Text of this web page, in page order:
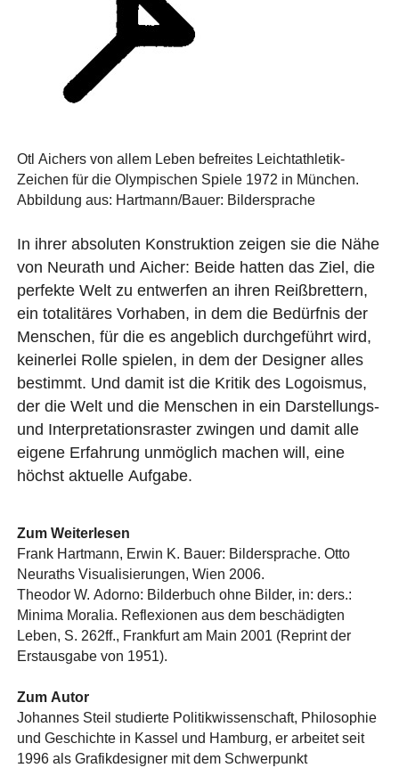
Otl Aichers von allem Leben befreites Leichtathletik-
Zeichen für die Olympischen Spiele 1972 in München.
Abbildung aus: Hartmann/Bauer: Bildersprache
In ihrer absoluten Konstruktion zeigen sie die Nähe
von Neurath und Aicher: Beide hatten das Ziel, die
perfekte Welt zu entwerfen an ihren Reißbrettern,
ein totalitäres Vorhaben, in dem die Bedürfnis der
Menschen, für die es angeblich durchgeführt wird,
keinerlei Rolle spielen, in dem der Designer alles
bestimmt. Und damit ist die Kritik des Logoismus,
der die Welt und die Menschen in ein Darstellungs-
und Interpretationsraster zwingen und damit alle
eigene Erfahrung unmöglich machen will, eine
höchst aktuelle Aufgabe.
Zum Weiterlesen
Frank Hartmann, Erwin K. Bauer: Bildersprache. Otto
Neuraths Visualisierungen, Wien 2006.
Theodor W. Adorno: Bilderbuch ohne Bilder, in: ders.:
Minima Moralia. Reflexionen aus dem beschädigten
Leben, S. 262ff., Frankfurt am Main 2001 (Reprint der
Erstausgabe von 1951).
Zum Autor
Johannes Steil studierte Politikwissenschaft, Philosophie
und Geschichte in Kassel und Hamburg, er arbeitet seit
1996 als Grafikdesigner mit dem Schwerpunkt